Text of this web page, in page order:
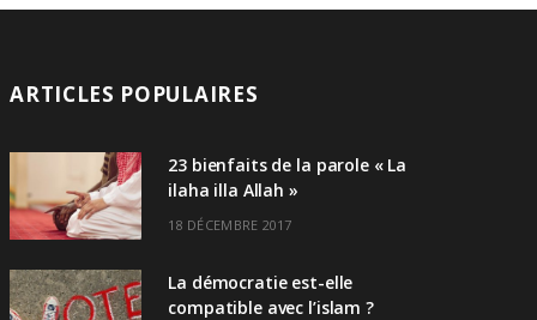
ARTICLES POPULAIRES
23 bienfaits de la parole « La
ilaha illa Allah »
18 DÉCEMBRE 2017
La démocratie est-elle
compatible avec l’islam ?